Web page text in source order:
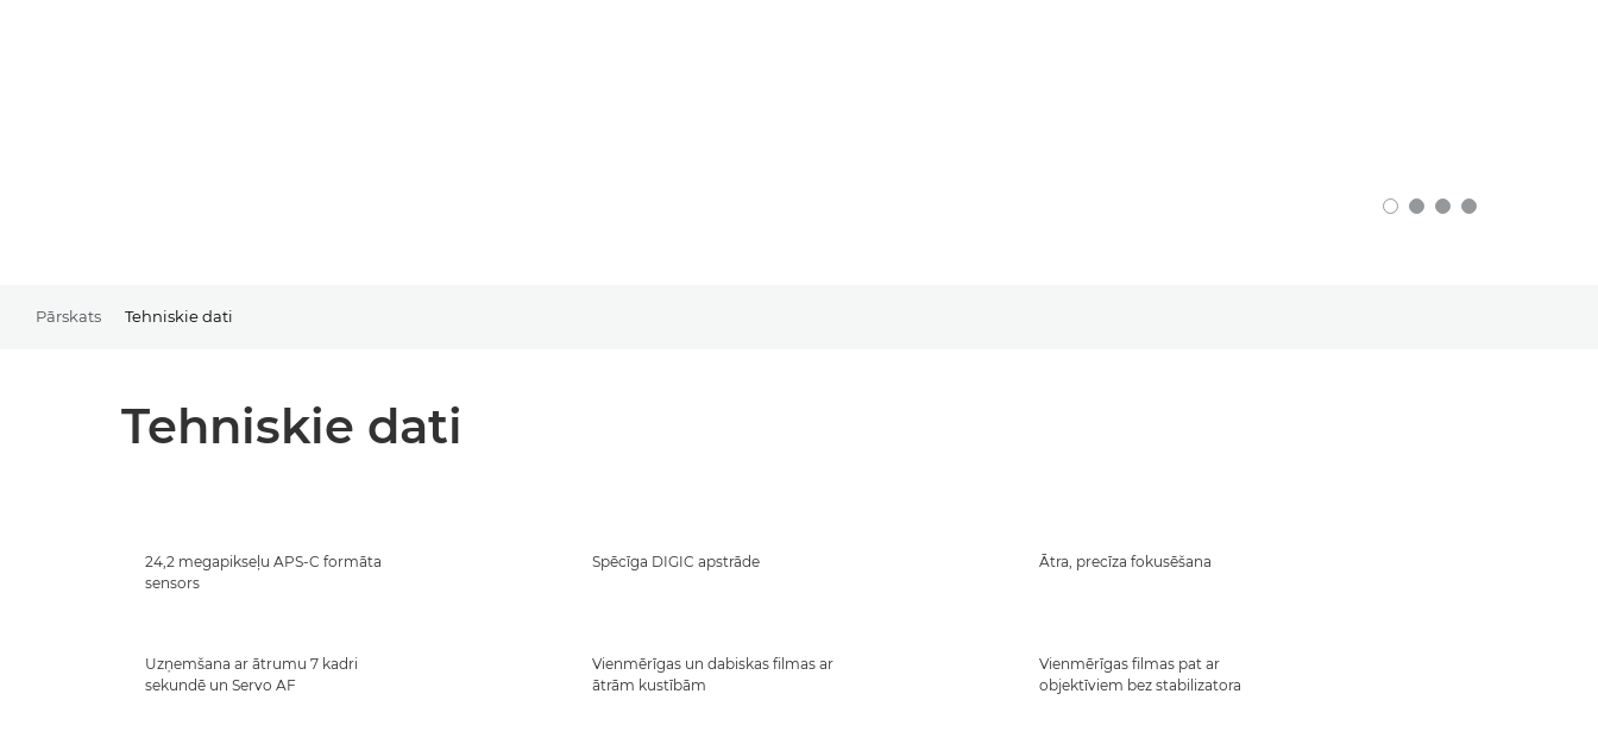
Pārskats Tehniskie dati
Tehniskie dati
24,2 megapikseļu APS-C formāta
sensors
Spēcīga DIGIC apstrāde Ātra, precīza fokusēšana
Uzņemšana ar ātrumu 7 kadri
sekundē un Servo AF
Vienmērīgas un dabiskas filmas ar
ātrām kustībām
Vienmērīgas filmas pat ar
objektīviem bez stabilizatora